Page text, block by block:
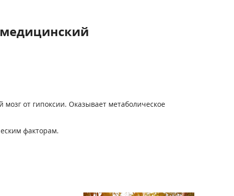
от гипоксии. Оказывает метаболическое
факторам.